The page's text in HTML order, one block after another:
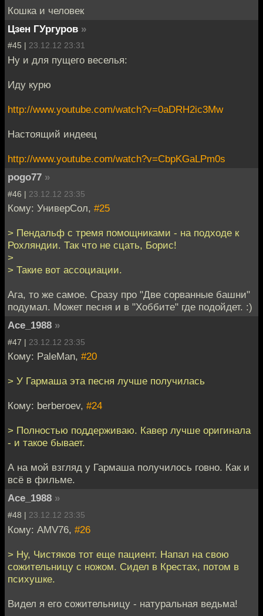
Кошка и человек
Цзен ГУргуров »
#45 | 23.12.12 23:31
Ну и для пущего веселья:
Иду курю
http://www.youtube.com/watch?v=0aDRH2ic3Mw
Настоящий индеец
http://www.youtube.com/watch?v=CbpKGaLPm0s
pogo77 »
#46 | 23.12.12 23:35
Кому: УниверСол, #25
> Пендальф с тремя помощниками - на подходе к
Рохляндии. Так что не сцать, Борис!
>
> Такие вот ассоциации.
Ага, то же самое. Сразу про "Две сорванные башни"
подумал. Может песня и в "Хоббите" где подойдет. :)
Ace_1988 »
#47 | 23.12.12 23:35
Кому: PaleMan, #20
> У Гармаша эта песня лучше получилась
Кому: berberoev, #24
> Полностью поддерживаю. Кавер лучше оригинала
- и такое бывает.
А на мой взгляд у Гармаша получилось говно. Как и
всё в фильме.
Ace_1988 »
#48 | 23.12.12 23:35
Кому: AMV76, #26
> Ну, Чистяков тот еще пациент. Напал на свою
сожительницу с ножом. Сидел в Крестах, потом в
психушке.
Видел я его сожительницу - натуральная ведьма!